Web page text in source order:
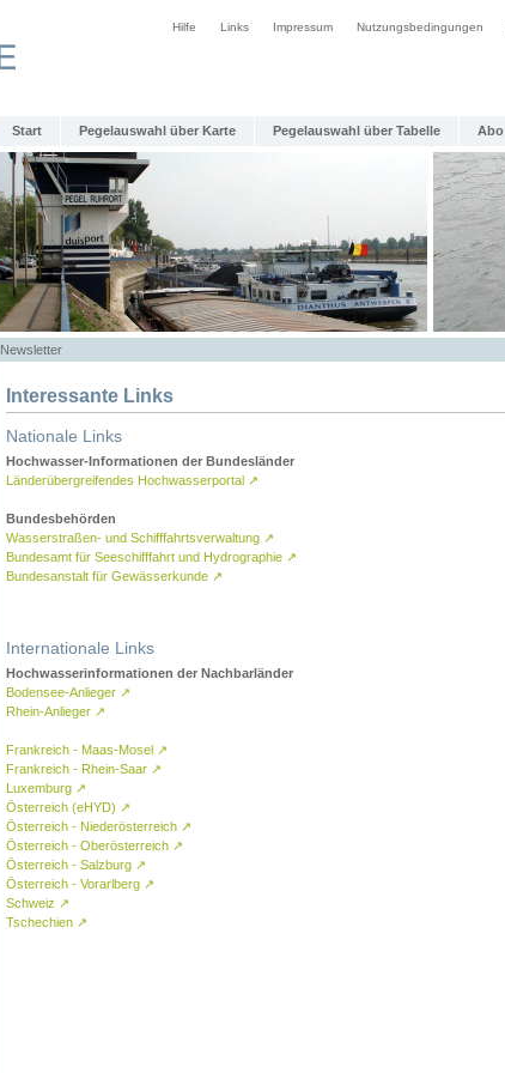
Hilfe Links Impressum Nutzungsbedingungen
Start Pegelauswahl über Karte Pegelauswahl über Tabelle Abo
Newsletter
Interessante Links
Nationale Links
Hochwasser-Informationen der Bundesländer
Länderübergreifendes Hochwasserportal ↗
Bundesbehörden
Wasserstraßen- und Schifffahrtsverwaltung ↗
Bundesamt für Seeschifffahrt und Hydrographie ↗
Bundesanstalt für Gewässerkunde ↗
Internationale Links
Hochwasserinformationen der Nachbarländer
Bodensee-Anlieger ↗
Rhein-Anlieger ↗
Frankreich - Maas-Mosel ↗
Frankreich - Rhein-Saar ↗
Luxemburg ↗
Österreich (eHYD) ↗
Österreich - Niederösterreich ↗
Österreich - Oberösterreich ↗
Österreich - Salzburg ↗
Österreich - Vorarlberg ↗
Schweiz ↗
Tschechien ↗